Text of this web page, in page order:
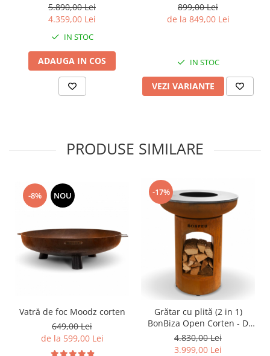
5.890,00 Lei
4.359,00 Lei
IN STOC
ADAUGA IN COS
899,00 Lei
de la 849,00 Lei
IN STOC
VEZI VARIANTE
PRODUSE SIMILARE
-8% NOU
Vatră de foc Moodz corten
649,00 Lei
de la 599,00 Lei
-17%
Grătar cu plită (2 in 1)
BonBiza Open Corten - D
80cm x H 100cm
4.830,00 Lei
3.999,00 Lei